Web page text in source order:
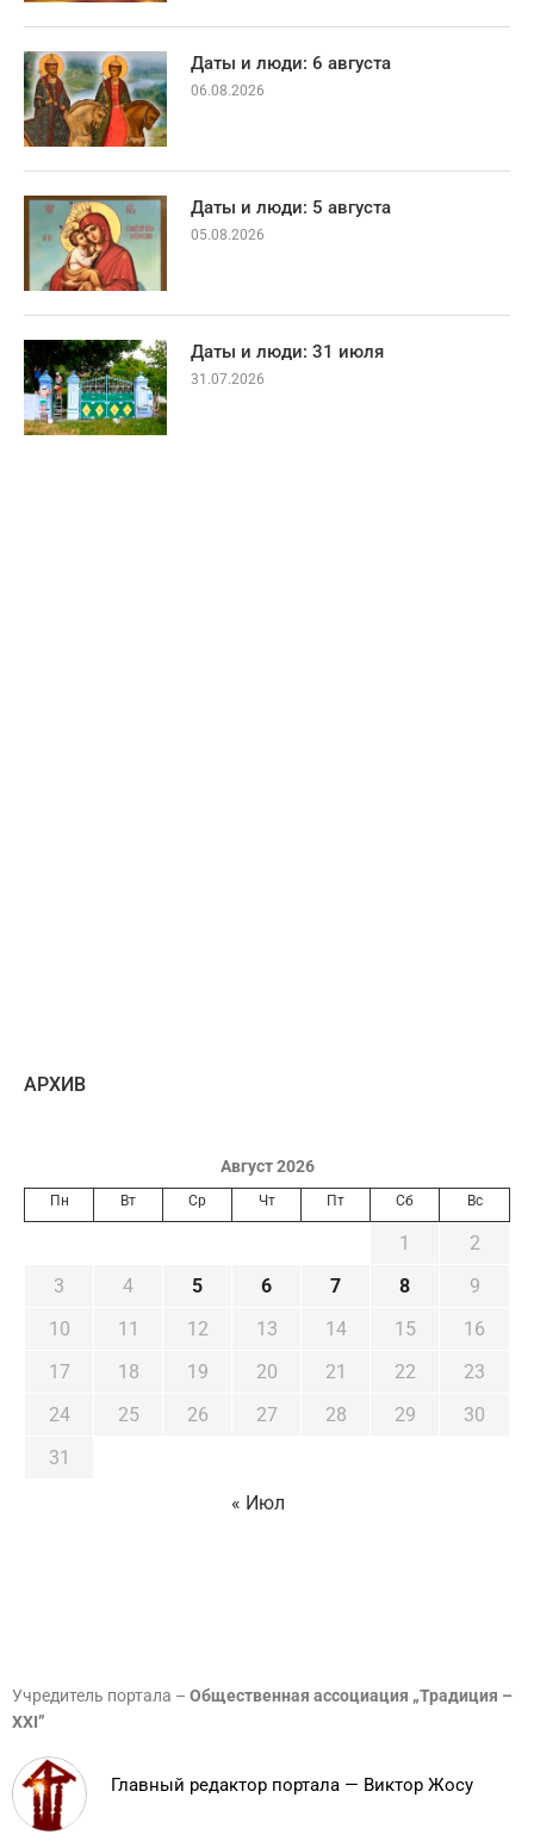
Даты и люди: 6 августа
06.08.2026
Даты и люди: 5 августа
05.08.2026
Даты и люди: 31 июля
31.07.2026
AРХИВ
Август 2026
Пн Вт Ср Чт Пт Сб Вс
1
2
3
4 5 6 7 8
9
10
11 12 13 14 15
16
17
18 19 20 21 22
23
24
25 26 27 28 29
30
31
« Июл
Учредитель портала – Общественная ассоциация „Традиция –
XXI”
Главный редактор портала — Виктор Жосу